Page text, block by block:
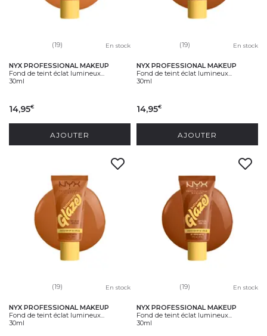
(19) En stock
NYX PROFESSIONAL MAKEUP
Fond de teint éclat lumineux...
30ml
14,95€
AJOUTER
(19) En stock
NYX PROFESSIONAL MAKEUP
Fond de teint éclat lumineux...
30ml
14,95€
AJOUTER
(19) En stock
NYX PROFESSIONAL MAKEUP
Fond de teint éclat lumineux...
30ml
(19) En stock
NYX PROFESSIONAL MAKEUP
Fond de teint éclat lumineux...
30ml